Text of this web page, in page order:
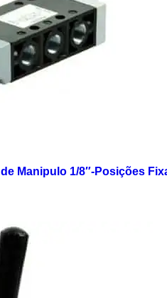
Manipulo 1/8″-Posições